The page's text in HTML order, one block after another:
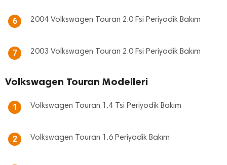
6 2004 Volkswagen Touran 2.0 Fsi Periyodik Bakım
7 2003 Volkswagen Touran 2.0 Fsi Periyodik Bakım
Volkswagen Touran Modelleri
1 Volkswagen Touran 1.4 Tsi Periyodik Bakım
2 Volkswagen Touran 1.6 Periyodik Bakım